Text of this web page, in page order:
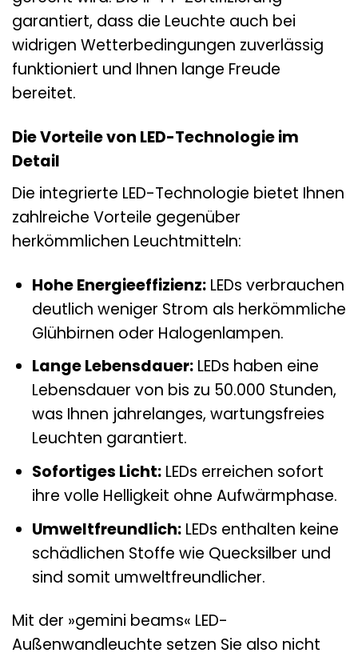
garantiert, dass die Leuchte auch bei
widrigen Wetterbedingungen zuverlässig
funktioniert und Ihnen lange Freude
bereitet.
Die Vorteile von LED-Technologie im
Detail
Die integrierte LED-Technologie bietet Ihnen
zahlreiche Vorteile gegenüber
herkömmlichen Leuchtmitteln:
Hohe Energieeffizienz:LEDs verbrauchen
deutlich weniger Strom als herkömmliche
Glühbirnen oder Halogenlampen.
Lange Lebensdauer:LEDs haben eine
Lebensdauer von bis zu 50.000 Stunden,
was Ihnen jahrelanges, wartungsfreies
Leuchten garantiert.
Sofortiges Licht:LEDs erreichen sofort
ihre volle Helligkeit ohne Aufwärmphase.
Umweltfreundlich:LEDs enthalten keine
schädlichen Stoffe wie Quecksilber und
sind somit umweltfreundlicher.
Mit der »gemini beams« LED-
Außenwandleuchte setzen Sie also nicht